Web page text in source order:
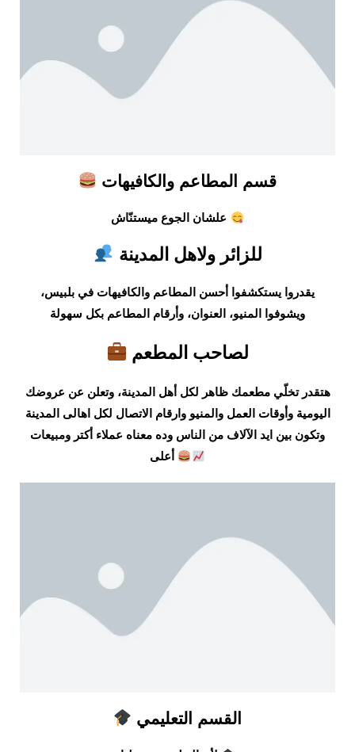
قسم المطاعم والكافيهات
للزائر ولاهل المدينة
يقدروا يستكشفوا أحسن المطاعم والكافيهات في بلبيس،
ويشوفوا المنيو، العنوان، وأرقام المطاعم بكل سهولة
لصاحب المطعم
هتقدر تخلّي مطعمك ظاهر لكل أهل المدينة، وتعلن عن عروضك
اليومية وأوقات العمل والمنيو وارقام الاتصال لكل اهالى المدينة
وتكون بين ايد الآلاف من الناس وده معناه عملاء أكتر ومبيعات
القسم التعليمي